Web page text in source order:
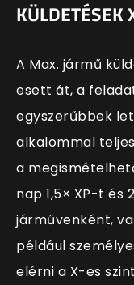
KÜLDETÉSEK
A Max. jármű
esett át, a
egyszerűbbek
alkalommal
a
nap 1,5× XP-t és
járművenként,
például
elérni a X-es